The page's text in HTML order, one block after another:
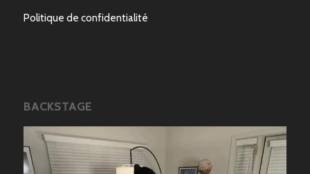
Politique de confidentialité
BACKSTAGE